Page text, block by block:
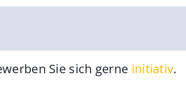
Sie sich gerne initiativ.